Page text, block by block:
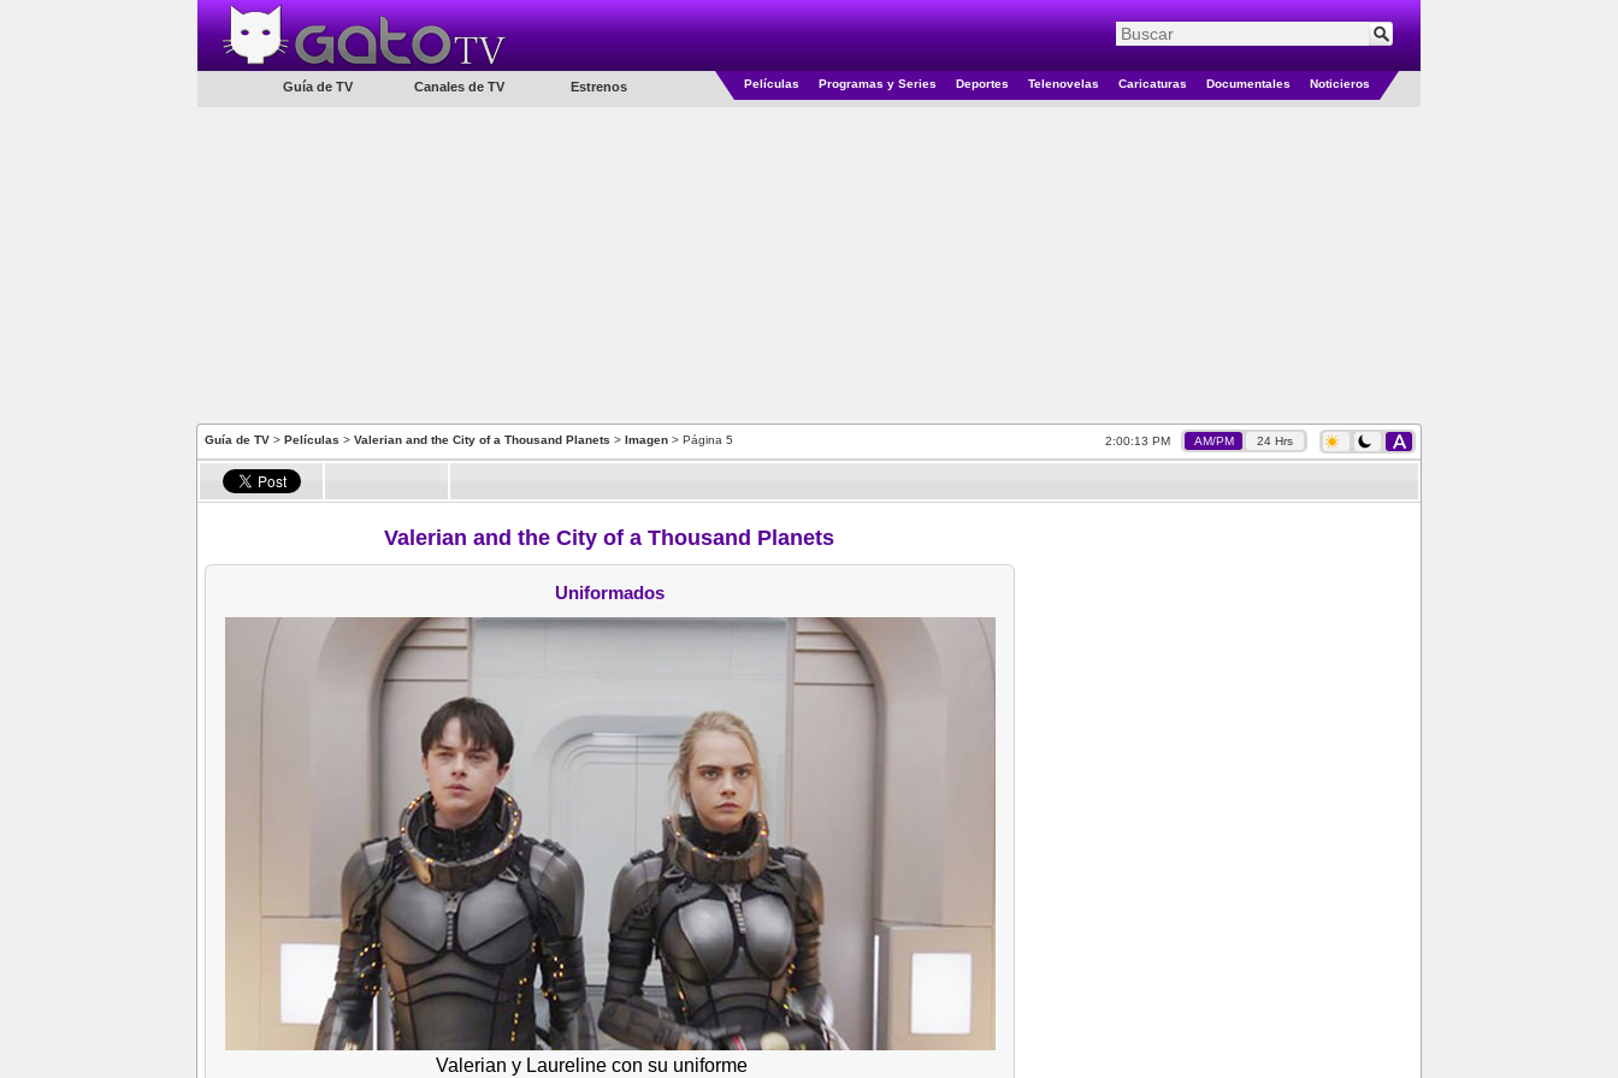
Guía de TV Canales de TV Estrenos Películas Programas y Series Deportes Telenovelas Caricaturas Documentales Noticieros
Guía de TV > Películas > Valerian and the City of a Thousand Planets > Imagen > Página 5 2:00:13 PM AM/PM 24 Hrs
Valerian and the City of a Thousand Planets
Uniformados
Valerian y Laureline con su uniforme